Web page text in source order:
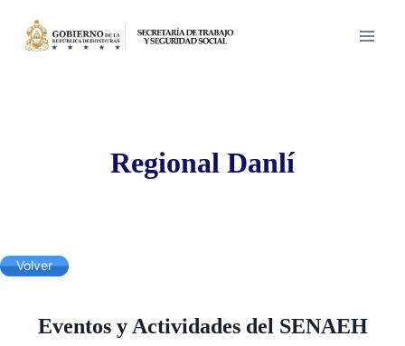
Regional Danlí
Volver
Eventos y Actividades del SENAEH